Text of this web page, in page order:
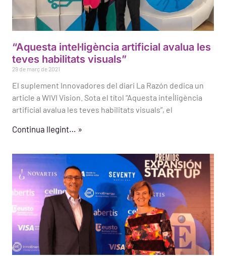
“Aquesta intel·ligència artificial avalua les
teves habilitats visuals”
29 de març de 2021
El suplement Innovadores del diari La Razón dedica un
article a WIVI Vision. Sota el títol “Aquesta intel·ligència
artificial avalua les teves habilitats visuals”, el
Continua llegint… »